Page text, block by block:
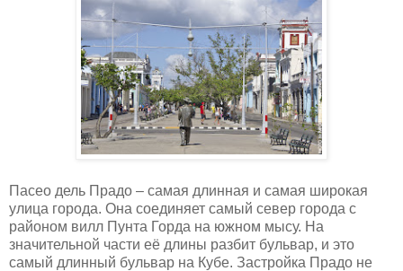
Пасео дель Прадо – самая длинная и самая широкая
улица города. Она соединяет самый север города с
районом вилл Пунта Горда на южном мысу. На
значительной части её длины разбит бульвар, и это
самый длинный бульвар на Кубе. Застройка Прадо не